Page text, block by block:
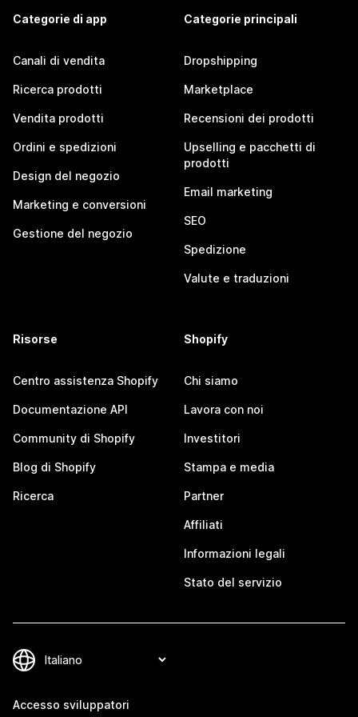
Categorie di app
Canali di vendita
Ricerca prodotti
Vendita prodotti
Ordini e spedizioni
Design del negozio
Marketing e conversioni
Gestione del negozio
Categorie principali
Dropshipping
Marketplace
Recensioni dei prodotti
Upselling e pacchetti di
prodotti
Email marketing
SEO
Spedizione
Valute e traduzioni
Risorse
Centro assistenza Shopify
Documentazione API
Community di Shopify
Blog di Shopify
Ricerca
Shopify
Chi siamo
Lavora con noi
Investitori
Stampa e media
Partner
Affiliati
Informazioni legali
Stato del servizio
Accesso sviluppatori